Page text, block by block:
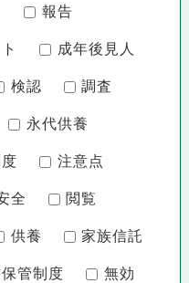
報告
成年後見人
検認 調査
永代供養
注意点
全 閲覧
供養 家族信託
管制度 無効